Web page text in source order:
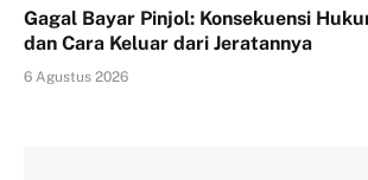
Gagal Bayar Pinjol: Konsekuensi
dan Cara Keluar dari Jeratannya
6 Agustus 2026